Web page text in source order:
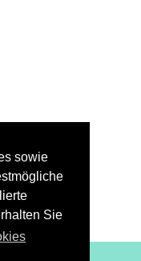
sowie
Sie